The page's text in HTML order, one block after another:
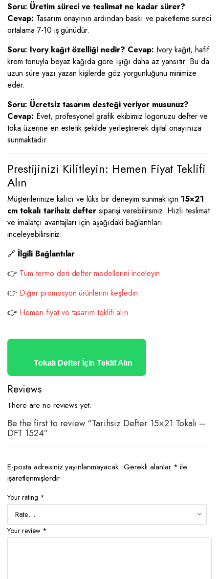
Soru: Üretim süreci ve teslimat ne kadar sürer?
Cevap: Tasarım onayının ardından baskı ve paketleme süreci
ortalama 7-10 iş günüdür.
Soru: Ivory kağıt özelliği nedir? Cevap: Ivory kağıt, hafif
krem tonuyla beyaz kağıda göre ışığı daha az yansıtır. Bu da
uzun süre yazı yazan kişilerde göz yorgunluğunu minimize
eder.
Soru: Ücretsiz tasarım desteği veriyor musunuz?
Cevap: Evet, profesyonel grafik ekibimiz logonuzu defter ve
toka üzerine en estetik şekilde yerleştirerek dijital onayınıza
sunmaktadır.
Prestijinizi Kilitleyin: Hemen Fiyat Teklifi
Alın
Müşterilerinize kalıcı ve lüks bir deneyim sunmak için 15×21
cm tokalı tarihsiz defter siparişi verebilirsiniz. Hızlı teslimat
ve imalatçı avantajları için aşağıdaki bağlantıları
inceleyebilirsiniz:
🔗 İlgili Bağlantılar
👉 Tüm termo deri defter modellerini inceleyin
👉 Diğer promosyon ürünlerini keşfedin
👉 Hemen fiyat ve tasarım teklifi alın
Tokalı Defter İçin Teklif Alın
Reviews
There are no reviews yet.
Be the first to review “Tarihsiz Defter 15×21 Tokalı –
DFT 1524”
E-posta adresiniz yayınlanmayacak. Gerekli alanlar * ile
işaretlenmişlerdir
Your rating *
Your review *